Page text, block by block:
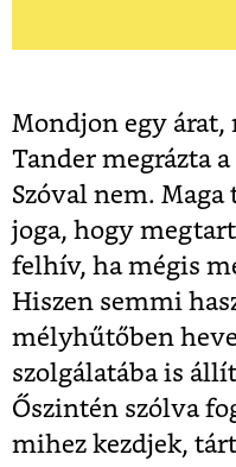
Mondjon egy árat,
Tander megrázta
Szóval nem.
joga, hogy
felhív, ha mégis
Hiszen semmi
mélyhűtőben
szolgálatába is
Őszintén szólva
mihez kezdjek,